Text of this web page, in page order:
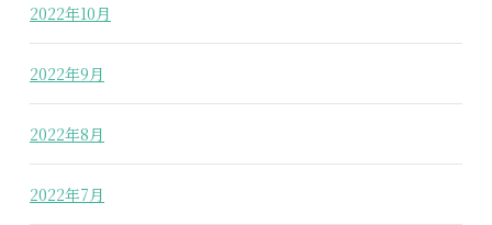
2022年10月
2022年9月
2022年8月
2022年7月